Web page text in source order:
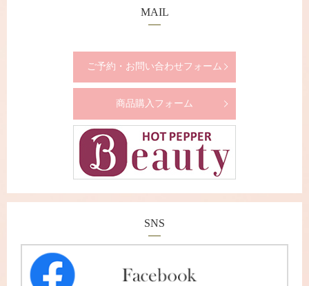
MAIL
ご予約・お問い合わせフォーム
商品購入フォーム
SNS